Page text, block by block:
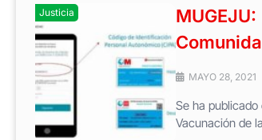
Justicia
MAYO 28, 2021
Se ha
Vacunación de